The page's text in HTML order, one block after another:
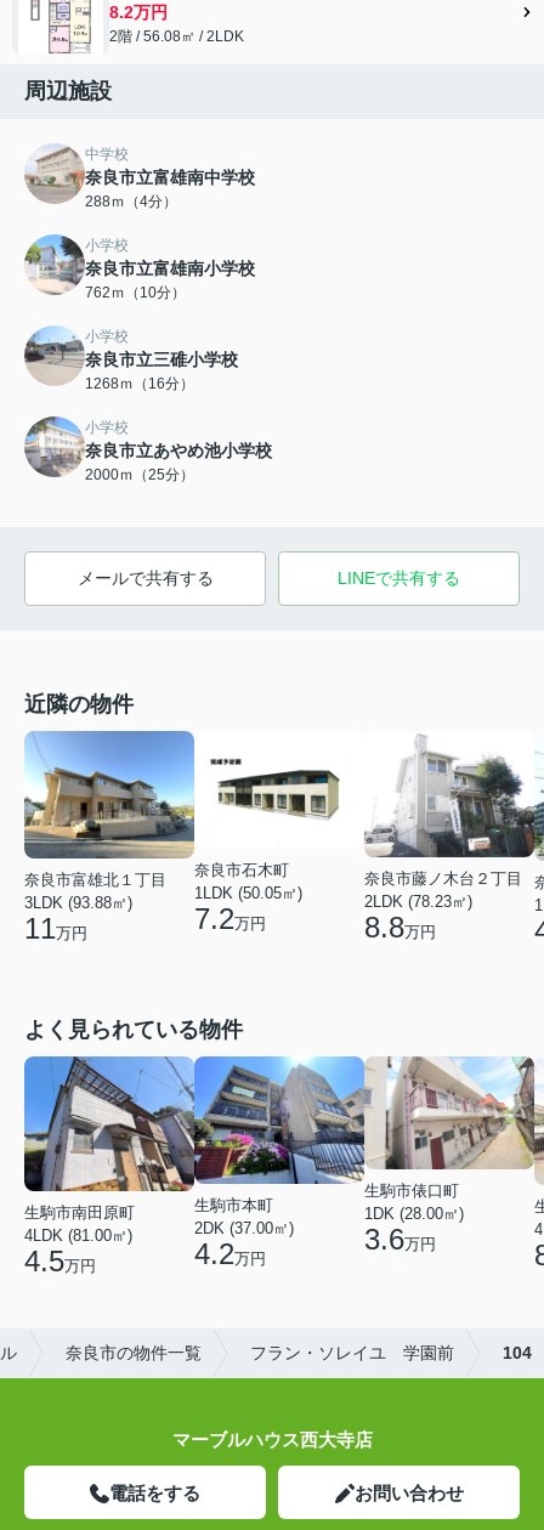
8.2万円
2階 / 56.08㎡ / 2LDK
周辺施設
中学校
奈良市立富雄南中学校
288ｍ（4分）
小学校
奈良市立富雄南小学校
762ｍ（10分）
小学校
奈良市立三碓小学校
1268ｍ（16分）
小学校
奈良市立あやめ池小学校
2000ｍ（25分）
メールで共有する LINEで共有する
近隣の物件
奈良市富雄北１丁目
3LDK (93.88㎡)
11万円
奈良市石木町
1LDK (50.05㎡)
7.2万円
奈良市藤ノ木台２丁目
2LDK (78.23㎡)
8.8万円
よく見られている物件
生駒市南田原町
4LDK (81.00㎡)
4.5万円
生駒市本町
2DK (37.00㎡)
4.2万円
生駒市俵口町
1DK (28.00㎡)
3.6万円
奈良市の物件一覧 フラン・ソレイユ 学園前 104
マーブルハウス西大寺店
電話をする お問い合わせ